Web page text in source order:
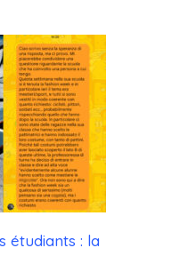
étudiants : la